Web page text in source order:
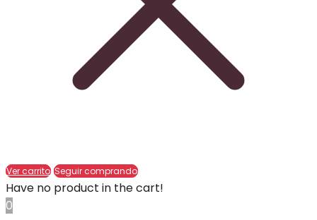
Ver carrito Seguir comprando
Have no product in the cart!
0